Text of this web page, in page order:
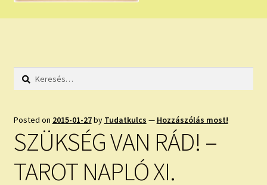
HÚZZ EGY KÁRTYÁT!
HOLDNAPTÁR
NAPI ASZTROLÓGIA
KÉRJ EGY MEGERŐSÍTÉST!
Keresés:
Posted on 2015-01-27by Tudatkulcs — Hozzászólás most!
SZÜKSÉG VAN RÁD! –
TAROT NAPLÓ XI.